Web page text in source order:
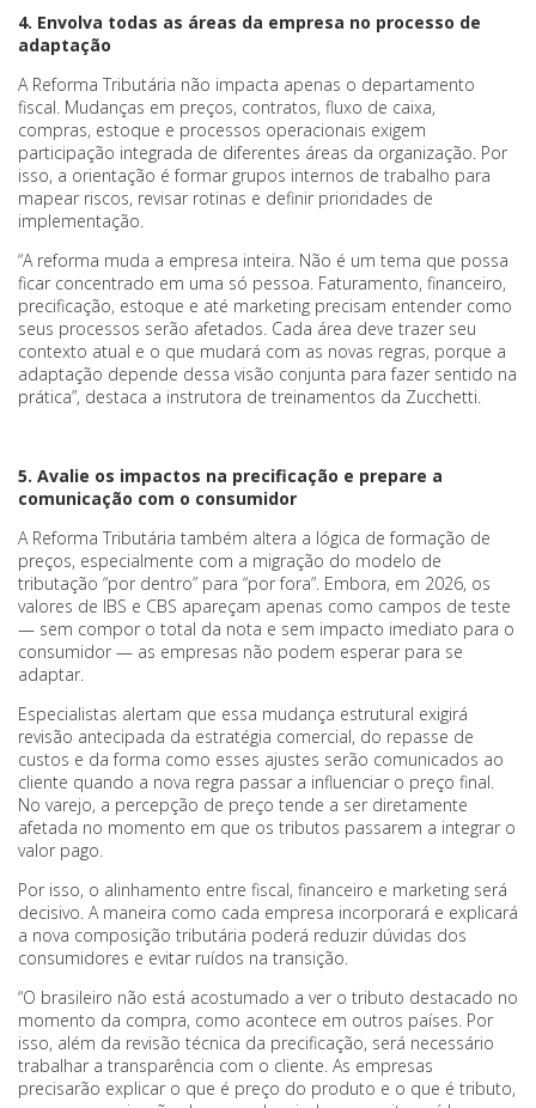
4. Envolva todas as áreas da empresa no processo de
adaptação
A Reforma Tributária não impacta apenas o departamento
fiscal. Mudanças em preços, contratos, fluxo de caixa,
compras, estoque e processos operacionais exigem
participação integrada de diferentes áreas da organização. Por
isso, a orientação é formar grupos internos de trabalho para
mapear riscos, revisar rotinas e definir prioridades de
implementação.
“A reforma muda a empresa inteira. Não é um tema que possa
ficar concentrado em uma só pessoa. Faturamento, financeiro,
precificação, estoque e até marketing precisam entender como
seus processos serão afetados. Cada área deve trazer seu
contexto atual e o que mudará com as novas regras, porque a
adaptação depende dessa visão conjunta para fazer sentido na
prática”, destaca a instrutora de treinamentos da Zucchetti.
5. Avalie os impactos na precificação e prepare a
comunicação com o consumidor
A Reforma Tributária também altera a lógica de formação de
preços, especialmente com a migração do modelo de
tributação “por dentro” para “por fora”. Embora, em 2026, os
valores de IBS e CBS apareçam apenas como campos de teste
— sem compor o total da nota e sem impacto imediato para o
consumidor — as empresas não podem esperar para se
adaptar.
Especialistas alertam que essa mudança estrutural exigirá
revisão antecipada da estratégia comercial, do repasse de
custos e da forma como esses ajustes serão comunicados ao
cliente quando a nova regra passar a influenciar o preço final.
No varejo, a percepção de preço tende a ser diretamente
afetada no momento em que os tributos passarem a integrar o
valor pago.
Por isso, o alinhamento entre fiscal, financeiro e marketing será
decisivo. A maneira como cada empresa incorporará e explicará
a nova composição tributária poderá reduzir dúvidas dos
consumidores e evitar ruídos na transição.
“O brasileiro não está acostumado a ver o tributo destacado no
momento da compra, como acontece em outros países. Por
isso, além da revisão técnica da precificação, será necessário
trabalhar a transparência com o cliente. As empresas
precisarão explicar o que é preço do produto e o que é tributo,